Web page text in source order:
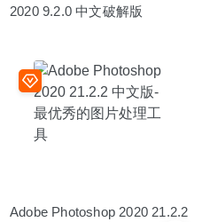
2020 9.2.0 中文破解版
Adobe Photoshop 2020 21.2.2